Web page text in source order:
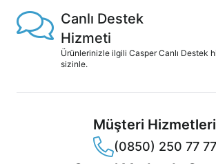
Canlı Destek
Hizmeti
Ürünlerinizle ilgili Casper Canlı Destek
sizinle.
Müşteri Hizmetleri
(0850) 250 77 77